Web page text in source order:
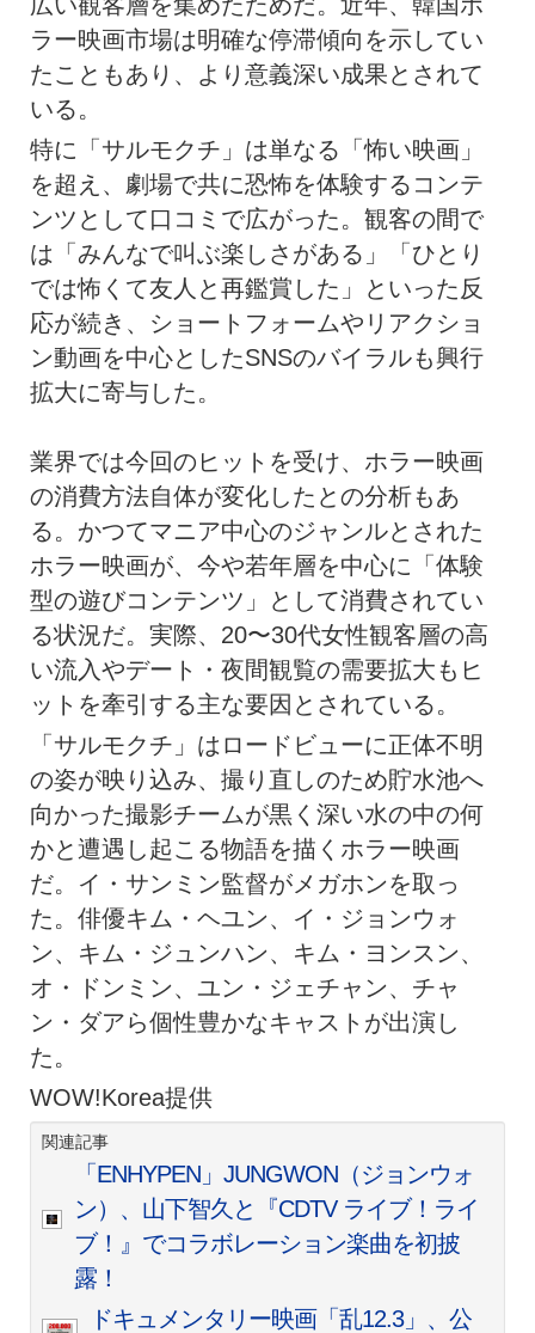
ラー映画市場は明確な停滞傾向を示してい
たこともあり、より意義深い成果とされて
いる。
特に「サルモクチ」は単なる「怖い映画」
を超え、劇場で共に恐怖を体験するコンテ
ンツとして口コミで広がった。観客の間で
は「みんなで叫ぶ楽しさがある」「ひとり
では怖くて友人と再鑑賞した」といった反
応が続き、ショートフォームやリアクショ
ン動画を中心としたSNSのバイラルも興行
拡大に寄与した。
業界では今回のヒットを受け、ホラー映画
の消費方法自体が変化したとの分析もあ
る。かつてマニア中心のジャンルとされた
ホラー映画が、今や若年層を中心に「体験
型の遊びコンテンツ」として消費されてい
る状況だ。実際、20〜30代女性観客層の高
い流入やデート・夜間観覧の需要拡大もヒ
ットを牽引する主な要因とされている。
「サルモクチ」はロードビューに正体不明
の姿が映り込み、撮り直しのため貯水池へ
向かった撮影チームが黒く深い水の中の何
かと遭遇し起こる物語を描くホラー映画
だ。イ・サンミン監督がメガホンを取っ
た。俳優キム・ヘユン、イ・ジョンウォ
ン、キム・ジュンハン、キム・ヨンスン、
オ・ドンミン、ユン・ジェチャン、チャ
ン・ダアら個性豊かなキャストが出演し
た。
WOW!Korea提供
関連記事
「ENHYPEN」JUNGWON（ジョンウォ
ン）、山下智久と『CDTV ライブ！ライ
ブ！』でコラボレーション楽曲を初披
露！
ドキュメンタリー映画「乱12.3」、公